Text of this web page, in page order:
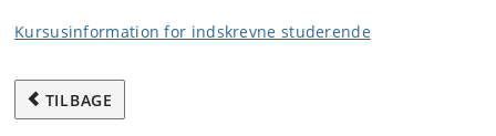
Kursusinformation for indskrevne studerende
TILBAGE